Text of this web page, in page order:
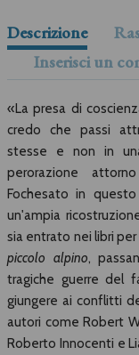
Descrizione
Inserisci un
«La presa di
credo che passi
stesse e non in
perorazione
Fochesato in
un'ampia
sia entrato nei libri
piccolo alpino,
tragiche guerre del
giungere ai conflitti
autori come Robert
Roberto Innocenti e